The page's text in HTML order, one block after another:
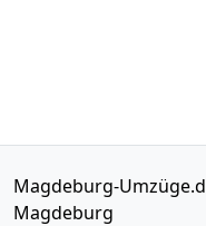
Magdeburg-
Magdeburg